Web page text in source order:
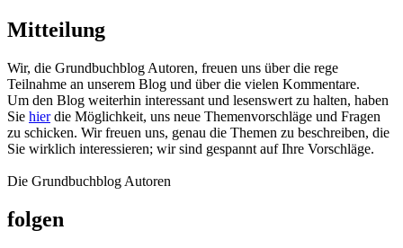
Mitteilung
Wir, die Grundbuchblog Autoren, freuen uns über die rege
Teilnahme an unserem Blog und über die vielen Kommentare.
Um den Blog weiterhin interessant und lesenswert zu halten, haben
Sie hierdie Möglichkeit, uns neue Themenvorschläge und Fragen
zu schicken. Wir freuen uns, genau die Themen zu beschreiben, die
Sie wirklich interessieren; wir sind gespannt auf Ihre Vorschläge.
Die Grundbuchblog Autoren
folgen